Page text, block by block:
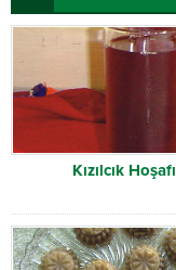
Kızılcık Hoşafı